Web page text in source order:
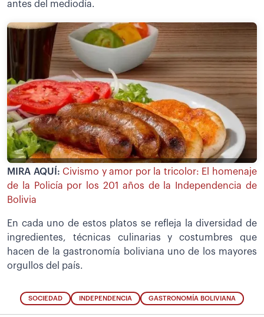
antes del mediodía.
MIRA AQUÍ: Civismo y amor por la tricolor: El homenaje
de la Policía por los 201 años de la Independencia de
Bolivia
En cada uno de estos platos se refleja la diversidad de
ingredientes, técnicas culinarias y costumbres que
hacen de la gastronomía boliviana uno de los mayores
orgullos del país.
SOCIEDAD INDEPENDENCIA GASTRONOMÍA BOLIVIANA